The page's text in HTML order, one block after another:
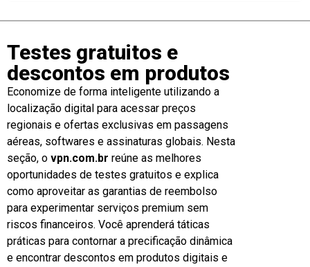
Testes gratuitos e
descontos em produtos
Economize de forma inteligente utilizando a
localização digital para acessar preços
regionais e ofertas exclusivas em passagens
aéreas, softwares e assinaturas globais. Nesta
seção, o vpn.com.br reúne as melhores
oportunidades de testes gratuitos e explica
como aproveitar as garantias de reembolso
para experimentar serviços premium sem
riscos financeiros. Você aprenderá táticas
práticas para contornar a precificação dinâmica
e encontrar descontos em produtos digitais e